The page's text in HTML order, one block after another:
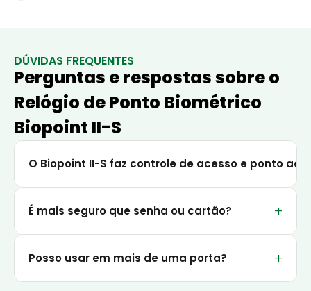
DÚVIDAS FREQUENTES
Perguntas e respostas sobre o
Relógio de Ponto Biométrico
Biopoint II-S
O Biopoint II-S faz controle de acesso e ponto ao
É mais seguro que senha ou cartão? +
Posso usar em mais de uma porta? +